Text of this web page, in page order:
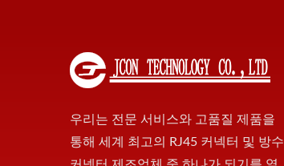
우리는 전문 서비스와 고품질 제품을
통해 세계 최고의 RJ45 커넥터 및 방수